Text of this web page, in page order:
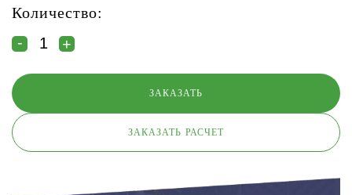
Количество:
ЗАКАЗАТЬ РАСЧЕТ